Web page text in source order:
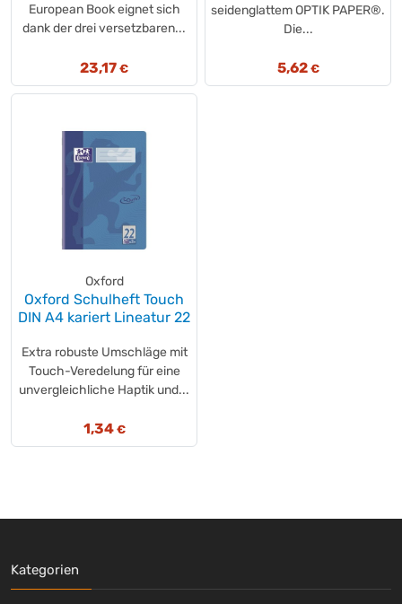
European Book eignet sich
dank der drei versetzbaren...
23,17 €
seidenglattem OPTIK PAPER®.
Die...
5,62€
Oxford
Oxford Schulheft Touch
DIN A4 kariert Lineatur 22
Extra robuste Umschläge mit
Touch-Veredelung für eine
unvergleichliche Haptik und...
1,34€
Kategorien